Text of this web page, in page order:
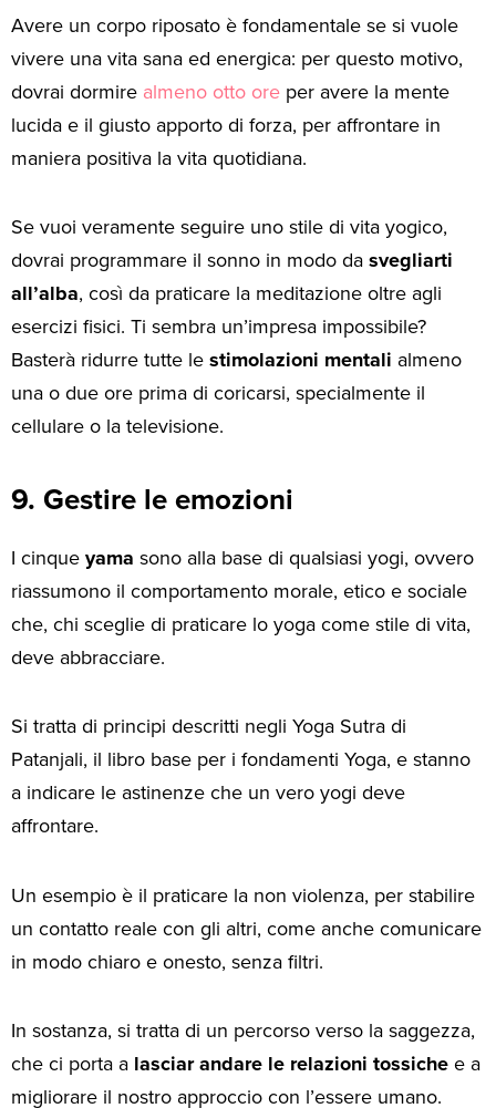
Avere un corpo riposato è fondamentale se si vuole
vivere una vita sana ed energica: per questo motivo,
dovrai dormire almeno otto ore per avere la mente
lucida e il giusto apporto di forza, per affrontare in
maniera positiva la vita quotidiana.
Se vuoi veramente seguire uno stile di vita yogico,
dovrai programmare il sonno in modo dasvegliarti
all’alba, così da praticare la meditazione oltre agli
esercizi fisici. Ti sembra un’impresa impossibile?
Basterà ridurre tutte lestimolazioni mentali almeno
una o due ore prima di coricarsi, specialmente il
cellulare o la televisione.
9. Gestire le emozioni
I cinqueyama sono alla base di qualsiasi yogi, ovvero
riassumono il comportamento morale, etico e sociale
che, chi sceglie di praticare lo yoga come stile di vita,
deve abbracciare.
Si tratta di principi descritti negli Yoga Sutra di
Patanjali, il libro base per i fondamenti Yoga, e stanno
a indicare le astinenze che un vero yogi deve
affrontare.
Un esempio è il praticare la non violenza, per stabilire
un contatto reale con gli altri, come anche comunicare
in modo chiaro e onesto, senza filtri.
In sostanza, si tratta di un percorso verso la saggezza,
che ci porta a lasciar andare le relazioni tossichee a
migliorare il nostro approccio con l’essere umano.